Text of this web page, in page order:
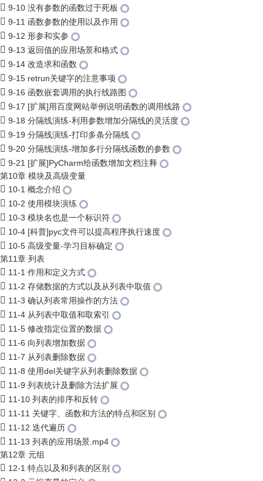
9-10 没有参数的函数过于死板
9-11 函数参数的使用以及作用
9-12 形参和实参
9-13 返回值的应用场景和格式
9-14 改造求和函数
9-15 retrun关键字的注意事项
9-16 函数嵌套调用的执行线路图
9-17 [扩展]用百度网站举例说明函数的调用线路
9-18 分隔线演练-利用参数增加分隔线的灵活度
9-19 分隔线演练-打印多条分隔线
9-20 分隔线演练-增加多行分隔线函数的参数
9-21 [扩展]PyCharm给函数增加文档注释
第10章 模块及高级变量
10-1 概念介绍
10-2 使用模块演练
10-3 模块名也是一个标识符
10-4 [科普]pyc文件可以提高程序执行速度
10-5 高级变量-学习目标确定
第11章 列表
11-1 作用和定义方式
11-2 存储数据的方式以及从列表中取值
11-3 确认列表常用操作的方法
11-4 从列表中取值和取索引
11-5 修改指定位置的数据
11-6 向列表增加数据
11-7 从列表删除数据
11-8 使用del关键字从列表删除数据
11-9 列表统计及删除方法扩展
11-10 列表的排序和反转
11-11 关键字、函数和方法的特点和区别
11-12 迭代遍历
11-13 列表的应用场景.mp4
第12章 元组
12-1 特点以及和列表的区别